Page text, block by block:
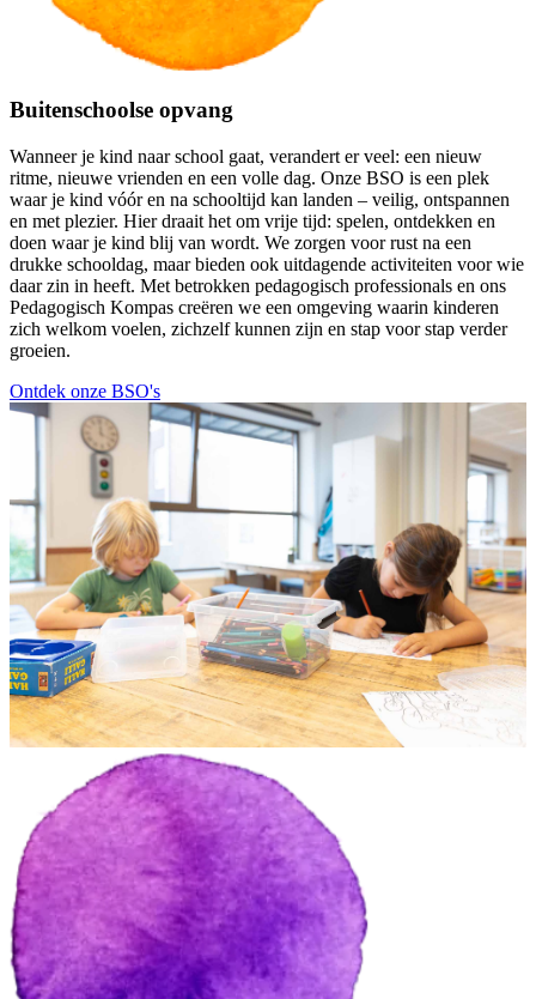
Buitenschoolse opvang
Wanneer je kind naar school gaat, verandert er veel: een nieuw
ritme, nieuwe vrienden en een volle dag. Onze BSO is een plek
waar je kind vóór en na schooltijd kan landen – veilig, ontspannen
en met plezier. Hier draait het om vrije tijd: spelen, ontdekken en
doen waar je kind blij van wordt. We zorgen voor rust na een
drukke schooldag, maar bieden ook uitdagende activiteiten voor wie
daar zin in heeft. Met betrokken pedagogisch professionals en ons
Pedagogisch Kompas creëren we een omgeving waarin kinderen
zich welkom voelen, zichzelf kunnen zijn en stap voor stap verder
groeien.
Ontdek onze BSO's